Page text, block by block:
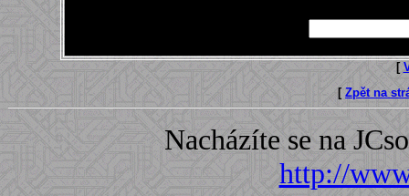
[
[ Zpět na
Nacházíte se na
http://